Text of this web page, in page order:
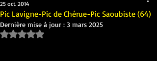
Pic Lavigne-Pic de Chérue-Pic Saoubiste (64)
25 oct. 2014
Dernière mise à jour : 3 mars 2025
Noté NaN étoiles sur 5.